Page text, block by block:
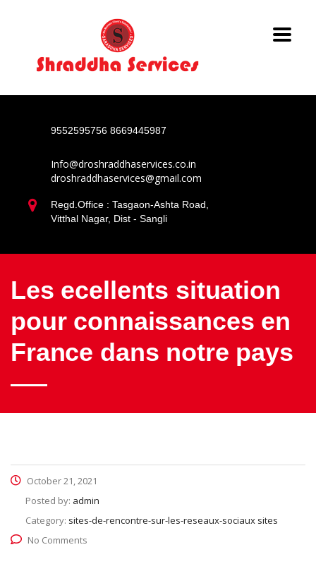
9552595756 8669445987
Info@droshraddhaservices.co.in
droshraddhaservices@gmail.com
Regd.Office : Tasgaon-Ashta Road,
Vitthal Nagar, Dist - Sangli
Les ecellents situation
pour connaissances en
France dans notre pays
October 21, 2021
Posted by: admin
Category: sites-de-rencontre-sur-les-reseaux-sociaux sites
No Comments